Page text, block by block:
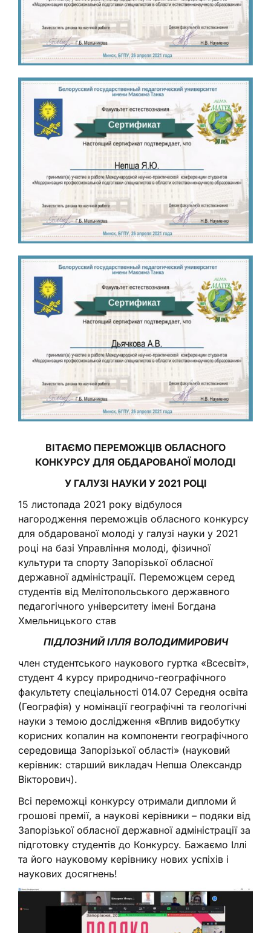
ВІТАЄМО ПЕРЕМОЖЦІВ ОБЛАСНОГО
КОНКУРСУ ДЛЯ ОБДАРОВАНОЇ МОЛОДІ
У ГАЛУЗІ НАУКИ У 2021 РОЦІ
15 листопада 2021 року відбулося
нагородження переможців обласного конкурсу
для обдарованої молоді у галузі науки у 2021
році на базі Управління молоді, фізичної
культури та спорту Запорізької обласної
державної адміністрації. Переможцем серед
студентів від Мелітопольського державного
педагогічного університету імені Богдана
Хмельницького став
ПІДЛОЗНИЙ ІЛЛЯ ВОЛОДИМИРОВИЧ
член студентського наукового гуртка «Всесвіт»,
студент 4 курсу природничо-географічного
факультету спеціальності 014.07 Середня освіта
(Географія) у номінації географічні та геологічні
науки з темою дослідження «Вплив видобутку
корисних копалин на компоненти географічного
середовища Запорізької області» (науковий
керівник: старший викладач Непша Олександр
Вікторович).
Всі переможці конкурсу отримали дипломи й
грошові премії, а наукові керівники – подяки від
Запорізької обласної державної адміністрації за
підготовку студентів до Конкурсу. Бажаємо Іллі
та його науковому керівнику нових успіхів і
наукових досягнень!